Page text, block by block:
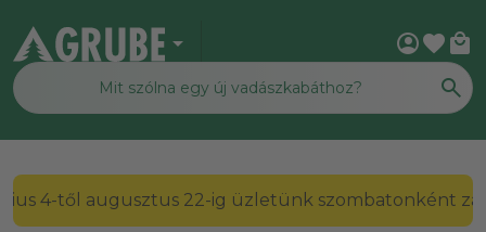
arrow_drop_down account_circlefavorite local_mall
2026. július 4-től augusztus 22-ig üzletünk